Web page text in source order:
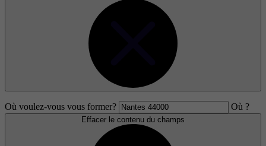
Où voulez-vous vous former? Où ?
Effacer le contenu du champs